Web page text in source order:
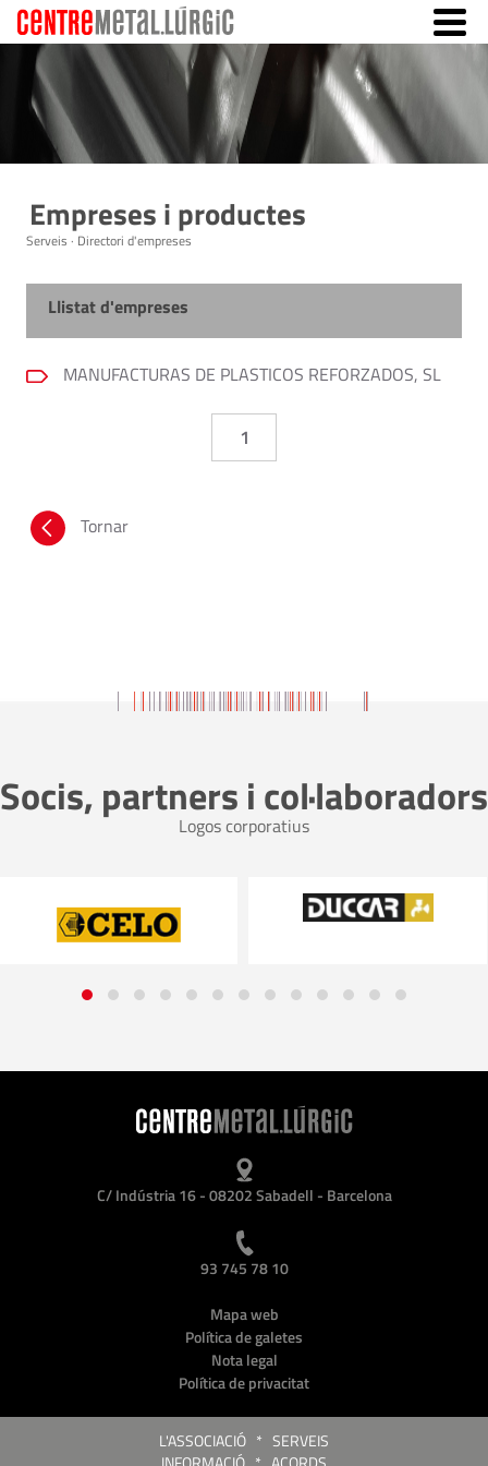
Empreses i productes
Serveis · Directori d'empreses
Llistat d'empreses
MANUFACTURAS DE PLASTICOS REFORZADOS, SL
1
Tornar
Socis, partners i col·laboradors
Logos corporatius
C/ Indústria 16 - 08202 Sabadell - Barcelona
93 745 78 10
Mapa web
Política de galetes
Nota legal
Política de privacitat
L'ASSOCIACIÓ * SERVEIS